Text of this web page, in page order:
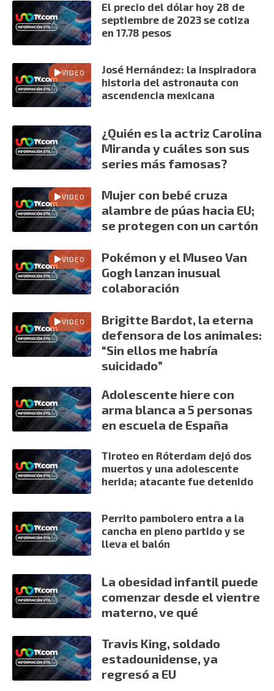
El precio del dólar hoy 28 de
septiembre de 2023 se cotiza
en 17.78 pesos
VIDEO
José Hernández: la inspiradora
historia del astronauta con
ascendencia mexicana
¿Quién es la actriz Carolina
Miranda y cuáles son sus
series más famosas?
VIDEO
Mujer con bebé cruza
alambre de púas hacia EU;
se protegen con un cartón
VIDEO
Pokémon y el Museo Van
Gogh lanzan inusual
colaboración
VIDEO
Brigitte Bardot, la eterna
defensora de los animales:
“Sin ellos me habría
suicidado”
Adolescente hiere con
arma blanca a 5 personas
en escuela de España
Tiroteo en Róterdam dejó dos
muertos y una adolescente
herida; atacante fue detenido
Perrito pambolero entra a la
cancha en pleno partido y se
lleva el balón
La obesidad infantil puede
comenzar desde el vientre
materno, ve qué
Travis King, soldado
estadounidense, ya
regresó a EU